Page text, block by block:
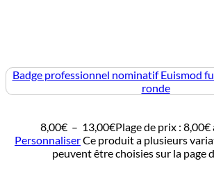
Badge professionnel nominatif Euismod
ronde
8,00€ – 13,00€Plage de prix : 8,00€
PersonnaliserCe produit a plusieurs
peuvent être choisies sur la page